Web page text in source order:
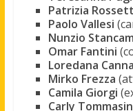
Patrizia
Paolo Vallesi
Nunzio
Omar Fantini
Loredana
Mirko Frezza
Camila Giorgi
Carly